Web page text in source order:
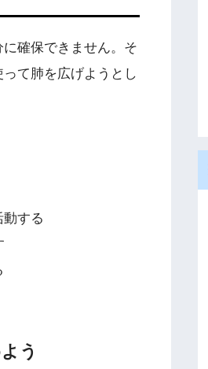
確保できません。そ
て肺を広げようとし
する
う